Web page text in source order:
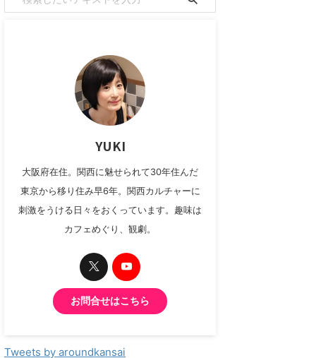
YUKI
大阪府在住。関西に魅せられて30年住んだ
東京から移り住み早6年。関西カルチャーに
刺激をうける日々をおくっています。趣味は
カフェめぐり、観劇。
お問合せはこちら
Tweets by aroundkansai